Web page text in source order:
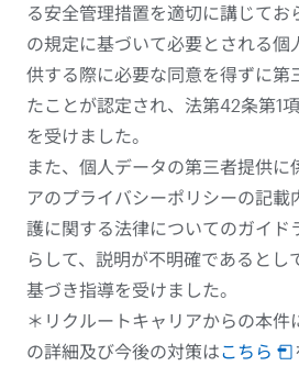
る安全管理措置を適切に講じてお
の規定に基づいて必要とされる個
供する際に必要な同意を得ずに第
たことが認定され、法第42条第1
を受けました。
また、個人データの第三者提供に
アのプライバシーポリシーの記載
護に関する法律についてのガイド
らして、説明が不明確であるとし
基づき指導を受けました。
＊リクルートキャリアからの本件
の詳細及び今後の対策はこちら